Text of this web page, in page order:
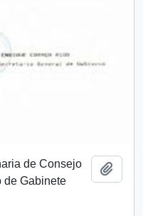
de Consejo
de Gabinete